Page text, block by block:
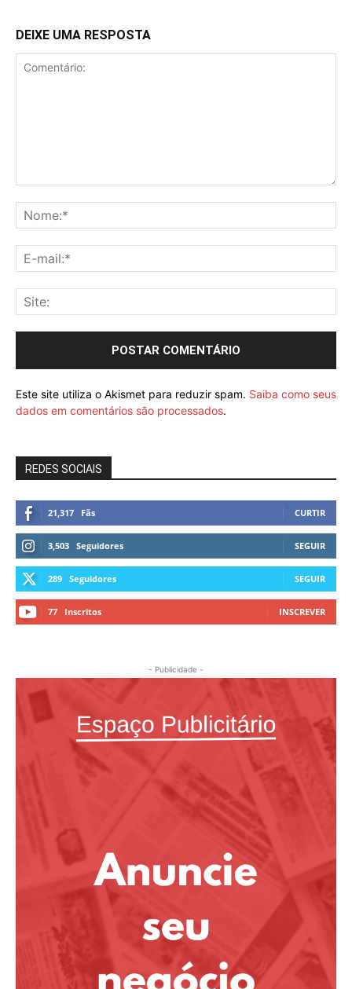
DEIXE UMA RESPOSTA
Este site utiliza o Akismet para reduzir spam. Saiba como seus
dados em comentários são processados.
REDES SOCIAIS
21,317 Fãs CURTIR
3,503 Seguidores SEGUIR
289 Seguidores SEGUIR
77 Inscritos INSCREVER
- Publicidade -